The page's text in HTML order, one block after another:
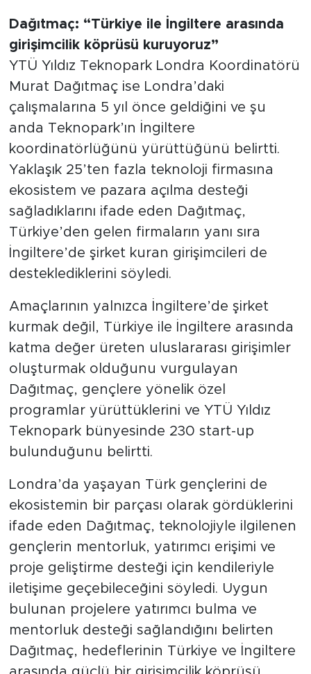
Dağıtmaç: “Türkiye ile İngiltere arasında
girişimcilik köprüsü kuruyoruz”
YTÜ Yıldız Teknopark Londra Koordinatörü
Murat Dağıtmaç ise Londra’daki
çalışmalarına 5 yıl önce geldiğini ve şu
anda Teknopark’ın İngiltere
koordinatörlüğünü yürüttüğünü belirtti.
Yaklaşık 25’ten fazla teknoloji firmasına
ekosistem ve pazara açılma desteği
sağladıklarını ifade eden Dağıtmaç,
Türkiye’den gelen firmaların yanı sıra
İngiltere’de şirket kuran girişimcileri de
desteklediklerini söyledi.
Amaçlarının yalnızca İngiltere’de şirket
kurmak değil, Türkiye ile İngiltere arasında
katma değer üreten uluslararası girişimler
oluşturmak olduğunu vurgulayan
Dağıtmaç, gençlere yönelik özel
programlar yürüttüklerini ve YTÜ Yıldız
Teknopark bünyesinde 230 start-up
bulunduğunu belirtti.
Londra’da yaşayan Türk gençlerini de
ekosistemin bir parçası olarak gördüklerini
ifade eden Dağıtmaç, teknolojiyle ilgilenen
gençlerin mentorluk, yatırımcı erişimi ve
proje geliştirme desteği için kendileriyle
iletişime geçebileceğini söyledi. Uygun
bulunan projelere yatırımcı bulma ve
mentorluk desteği sağlandığını belirten
Dağıtmaç, hedeflerinin Türkiye ve İngiltere